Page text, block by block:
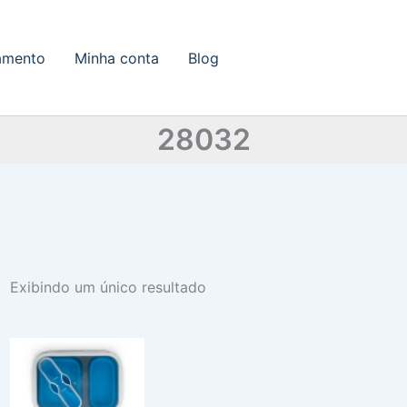
Minha conta Blog
28032
Exibindo um único resultado